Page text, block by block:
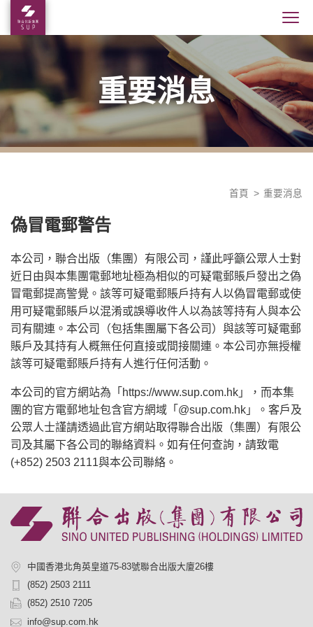
重要消息
首頁 重要消息
偽冒電郵警告
本公司，聯合出版（集團）有限公司，謹此呼籲公眾人士對
近日由與本集團電郵地址極為相似的可疑電郵賬戶發出之偽
冒電郵提高警覺。該等可疑電郵賬戶持有人以偽冒電郵或使
用可疑電郵賬戶以混淆或誤導收件人以為該等持有人與本公
司有關連。本公司（包括集團屬下各公司）與該等可疑電郵
賬戶及其持有人概無任何直接或間接關連。本公司亦無授權
該等可疑電郵賬戶持有人進行任何活動。
本公司的官方網站為「https://www.sup.com.hk」，而本集
團的官方電郵地址包含官方網域「@sup.com.hk」。客戶及
公眾人士謹請透過此官方網站取得聯合出版（集團）有限公
司及其屬下各公司的聯絡資料。如有任何查詢，請致電
(+852) 2503 2111與本公司聯絡。
中國香港北角英皇道75-83號聯合出版大廈26樓
(852) 2503 2111
(852) 2510 7205
info@sup.com.hk